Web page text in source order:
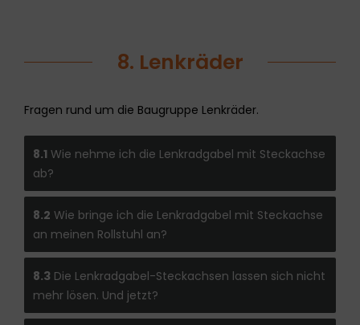
8. Lenkräder
Fragen rund um die Baugruppe Lenkräder.
8.1Wie nehme ich die Lenkradgabel mit Steckachse
ab?
8.2 Wie bringe ich die Lenkradgabel mit Steckachse
an meinen Rollstuhl an?
8.3 Die Lenkradgabel-Steckachsen lassen sich nicht
mehr lösen. Und jetzt?